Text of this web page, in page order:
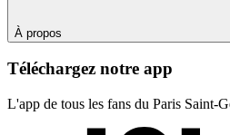
À propos
Téléchargez notre app
L'app de tous les fans du Paris Saint-